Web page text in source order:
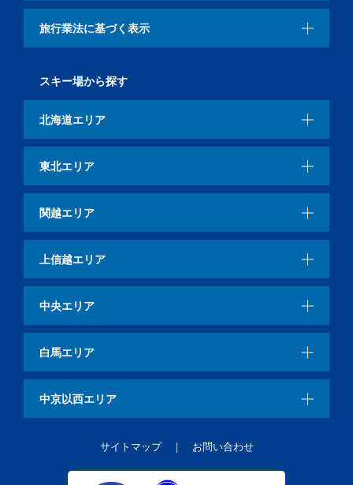
旅行業法に基づく表示
スキー場から探す
北海道エリア
東北エリア
関越エリア
上信越エリア
中央エリア
白馬エリア
中京以西エリア
サイトマップ お問い合わせ